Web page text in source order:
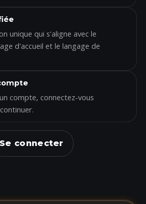
unique qui s'aligne avec le
d'accueil et le langage de
compte, connectez-vous
Se connecter